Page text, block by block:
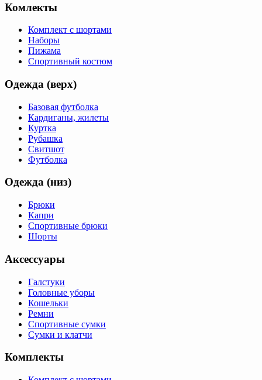
Комлекты
Комплект с шортами
Наборы
Пижама
Спортивный костюм
Одежда (верх)
Базовая футболка
Кардиганы, жилеты
Куртка
Рубашка
Свитшот
Футболка
Одежда (низ)
Брюки
Капри
Спортивные брюки
Шорты
Аксессуары
Галстуки
Головные уборы
Кошельки
Ремни
Спортивные сумки
Сумки и клатчи
Комплекты